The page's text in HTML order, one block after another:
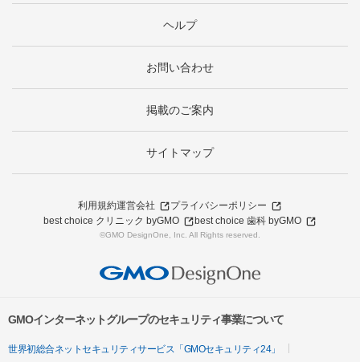
ヘルプ
お問い合わせ
掲載のご案内
サイトマップ
利用規約運営会社
プライバシーポリシー
best choice クリニック byGMO
best choice 歯科 byGMO
©GMO DesignOne, Inc. All Rights reserved.
GMOインターネットグループのセキュリティ事業について
世界初総合ネットセキュリティサービス「GMOセキュリティ24」